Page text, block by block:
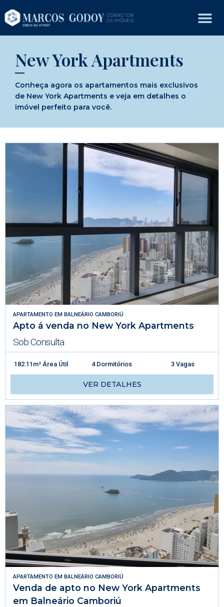
New York Apartments
Conheça agora os apartamentos mais exclusivos
de New York Apartments e veja em detalhes o
imóvel perfeito para você.
APARTAMENTO EM BALNEÁRIO CAMBORIÚ
Apto á venda no New York Apartments
Sob Consulta
182.11m² Área Útil 4 Dormitórios 3 Vagas
VER DETALHES
APARTAMENTO EM BALNEÁRIO CAMBORIÚ
Venda de apto no New York Apartments
em Balneário Camboriú